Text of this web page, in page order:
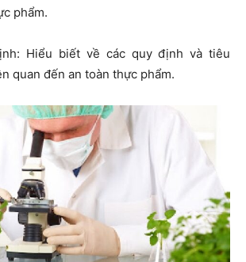
phẩm.
Hiểu biết về các quy định và tiêu
quan đến an toàn thực phẩm.